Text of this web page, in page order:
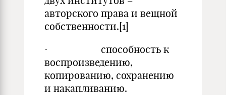
авторского права и вещной
собственности.[1]
· способность к
воспроизведению,
копированию, сохранению
и накапливанию.